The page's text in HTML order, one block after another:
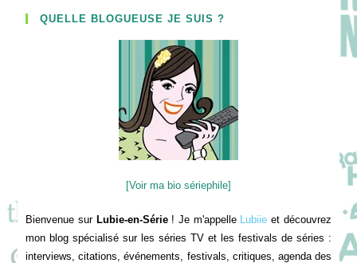
QUELLE BLOGUEUSE JE SUIS ?
[Voir ma bio sériephile]
Bienvenue sur Lubie-en-Série! Je m'appelle Lubiie et découvrez
mon blog spécialisé sur les séries TV et les festivals de séries :
interviews, citations, événements, festivals, critiques, agenda des